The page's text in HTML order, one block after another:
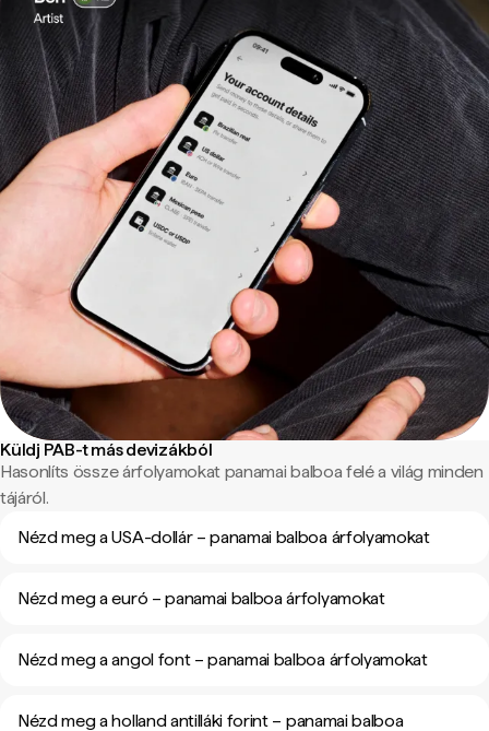
Küldj PAB-t más devizákból
Hasonlíts össze árfolyamokat panamai balboa felé a világ minden
tájáról.
Nézd meg a USA-dollár – panamai balboa árfolyamokat
Nézd meg a euró – panamai balboa árfolyamokat
Nézd meg a angol font – panamai balboa árfolyamokat
Nézd meg a holland antilláki forint – panamai balboa